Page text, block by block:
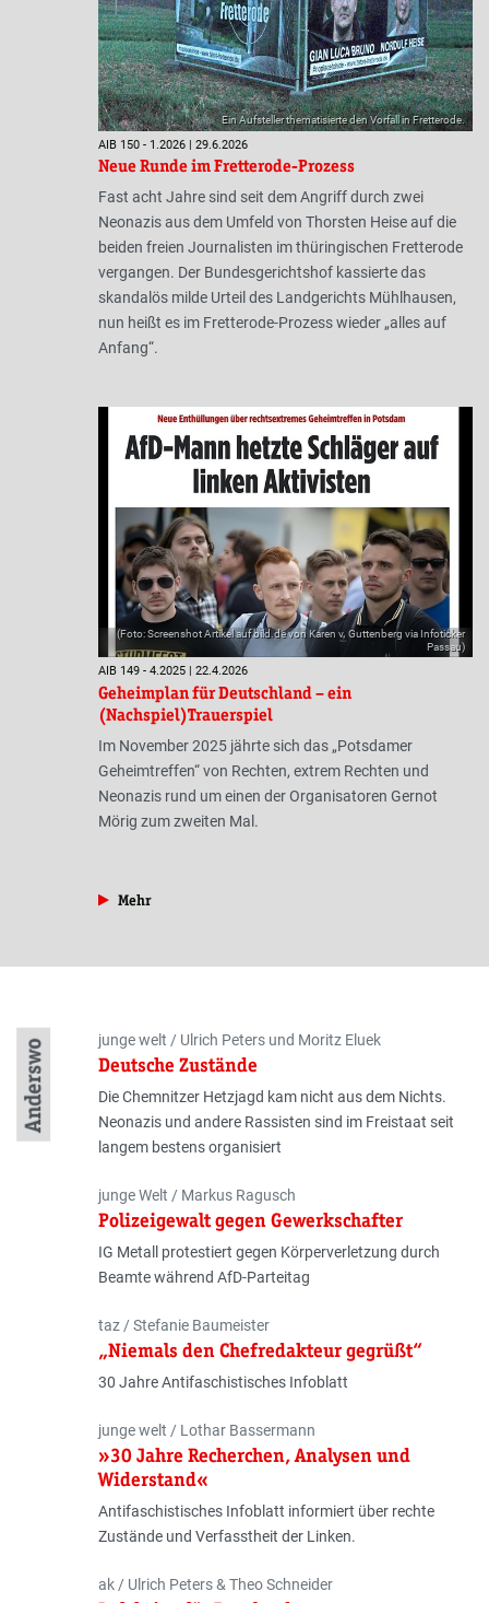
Ein Aufsteller thematisierte den Vorfall in Fretterode.
AIB 150 - 1.2026 | 29.6.2026
Neue Runde im Fretterode-Prozess
Fast acht Jahre sind seit dem Angriff durch zwei
Neonazis aus dem Umfeld von Thorsten Heise auf die
beiden freien Journalisten im thüringischen Fretterode
vergangen. Der Bundesgerichtshof kassierte das
skandalös milde Urteil des Landgerichts Mühlhausen,
nun heißt es im Fretterode-Prozess wieder „alles auf
Anfang“.
(Foto: Screenshot Artikel auf bild.de von Karen v. Guttenberg via Infoticker
Passau)
AIB 149 - 4.2025 | 22.4.2026
Geheimplan für Deutschland – ein
(Nachspiel)Trauerspiel
Im November 2025 jährte sich das „Potsdamer
Geheimtreffen“ von Rechten, extrem Rechten und
Neonazis rund um einen der Organisatoren Gernot
Mörig zum zweiten Mal.
Mehraus der Rubrik »Gesellschaft«
Anderswo Autor:innen
junge welt / Ulrich Peters und Moritz Eluek
Deutsche Zustände
Die Chemnitzer Hetzjagd kam nicht aus dem Nichts.
Neonazis und andere Rassisten sind im Freistaat seit
langem bestens organisiert
Autor:innen
junge Welt / Markus Ragusch
Polizeigewalt gegen Gewerkschafter
IG Metall protestiert gegen Körperverletzung durch
Beamte während AfD-Parteitag
Autor:innen
taz / Stefanie Baumeister
„Niemals den Chefredakteur gegrüßt“
30 Jahre Antifaschistisches Infoblatt
Autor:innen
junge welt / Lothar Bassermann
»30 Jahre Recherchen, Analysen und
Widerstand«
Antifaschistisches Infoblatt informiert über rechte
Zustände und Verfasstheit der Linken.
Autor:innen
ak / Ulrich Peters & Theo Schneider